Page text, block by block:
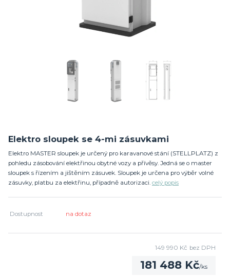
Elektro sloupek se 4-mi zásuvkami
Elektro MASTER sloupek je určený pro karavanové stání (STELLPLATZ) z
pohledu zásobování elektřinou obytné vozy a přívěsy. Jedná se o master
sloupek s řízením a jištěním zásuvek. Sloupek je určena pro výběr volné
zásuvky, platbu za elektřinu, případně autorizaci. celý popis
Dostupnost na dotaz
181 488 Kč/ks
149 990 Kč bez DPH